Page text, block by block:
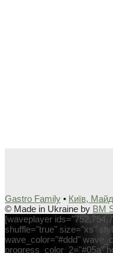
Gastro Family • Київ,
© Made in Ukraine by BM
[waveplayer
shuffle="true" size="xs"
wave_color="#ddd"
progress_color_2="#05a"